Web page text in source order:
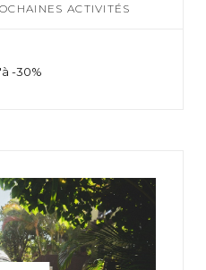
ACTIVITÉS